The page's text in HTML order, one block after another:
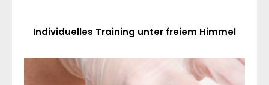
Individuelles Training unter freiem Himmel